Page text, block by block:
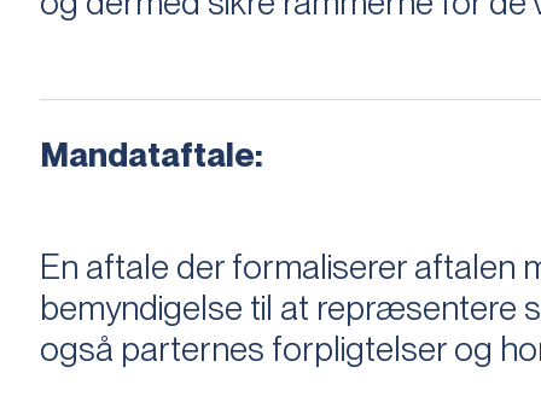
Mandataftale:
En aftale der formaliserer
bemyndigelse til at repræsentere
også parternes forpligtelser og